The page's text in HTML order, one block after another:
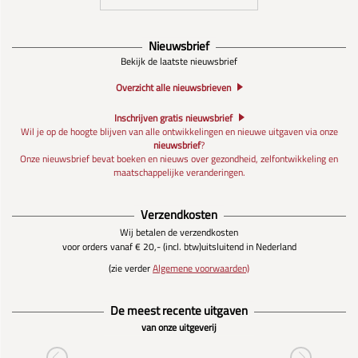
Nieuwsbrief
Bekijk de laatste nieuwsbrief
Overzicht alle nieuwsbrieven
Inschrijven gratis nieuwsbrief
Wil je op de hoogte blijven van alle ontwikkelingen en nieuwe uitgaven via onze
nieuwsbrief?
Onze nieuwsbrief bevat boeken en nieuws over gezondheid, zelfontwikkeling en
maatschappelijke veranderingen.
Verzendkosten
Wij betalen de verzendkosten
voor orders vanaf € 20,- (incl. btw)uitsluitend in Nederland
(zie verderAlgemene voorwaarden)
De meest recente uitgaven
van onze uitgeverij